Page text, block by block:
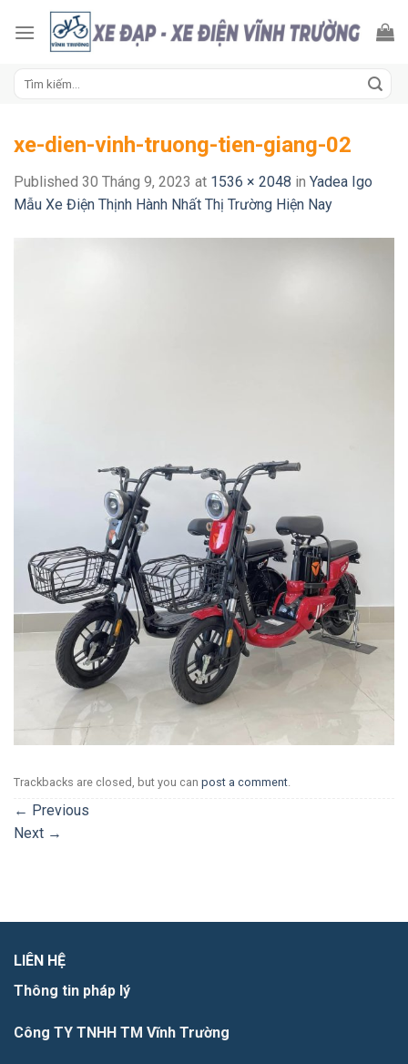
xe-dien-vinh-truong-tien-giang-02
Published 30 Tháng 9, 2023 at 1536 × 2048 in Yadea Igo
Mẫu Xe Điện Thịnh Hành Nhất Thị Trường Hiện Nay
Trackbacks are closed, but you can post a comment
← Previous
Next →
LIÊN HỆ
Thông tin pháp lý
Công TY TNHH TM Vĩnh Trường